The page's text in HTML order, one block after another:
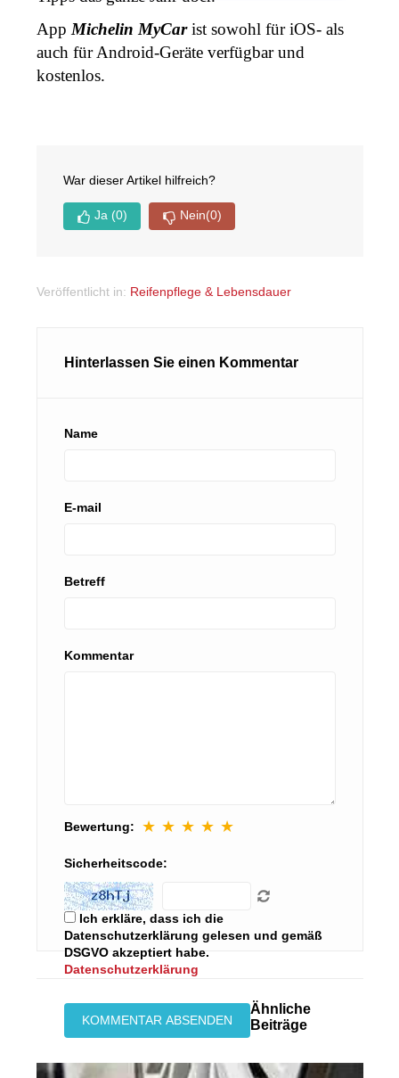
App Michelin MyCar ist sowohl für iOS- als
auch für Android-Geräte verfügbar und
kostenlos.
War dieser Artikel hilfreich?
Ja (0) Nein(0)
Veröffentlicht in: Reifenpflege & Lebensdauer
Hinterlassen Sie einen Kommentar
Name
E-mail
Betreff
Kommentar
Bewertung: ★ ★ ★ ★ ★
Sicherheitscode:
Ich erkläre, dass ich die
Datenschutzerklärung gelesen und gemäß
DSGVO akzeptiert habe.
Datenschutzerklärung
Ähnliche
Beiträge